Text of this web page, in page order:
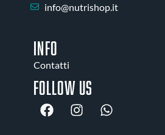
info@nutrishop.it
INFO
Contatti
Follow us